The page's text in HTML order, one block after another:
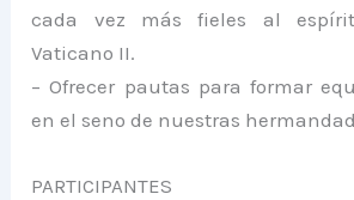
cada vez más fieles al
Vaticano II.
– Ofrecer pautas para formar
en el seno de nuestras
PARTICIPANTES